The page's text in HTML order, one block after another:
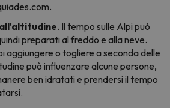
. Il tempo sulle Alpi può
preparati al freddo e alla neve.
aggiungere o togliere a seconda delle
può influenzare alcune persone,
ben idratati e prendersi il tempo